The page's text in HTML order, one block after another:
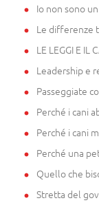
Io non sono
Le differenze
LE LEGGI E IL
Leadership e
Passeggiate
Perché i cani
Perché i cani
Perché una
Quello che
Stretta del